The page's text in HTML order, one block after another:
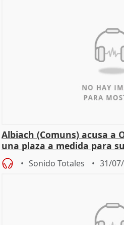
Albiach (Comuns) acusa a
una plaza a medida para
Sonido Totales 31/